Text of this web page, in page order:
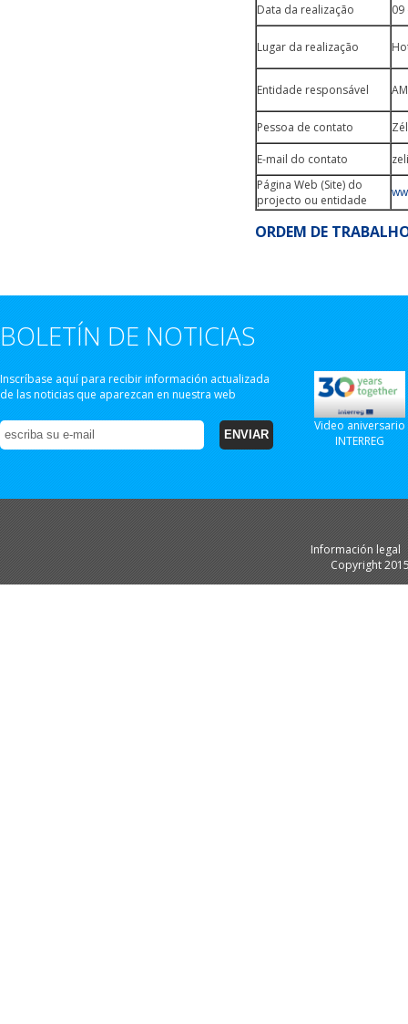
Data da realização 09
Lugar da realização
Entidade responsável
Pessoa de contato
E-mail do contato
Página Web (Site) do
projecto ou entidade
ORDEM DE
BOLETÍN DE NOTICIAS
Inscríbase aquí para recibir información actualizada
de las noticias que aparezcan en nuestra web
Video aniversario
INTERREG
Información legal
Copyright